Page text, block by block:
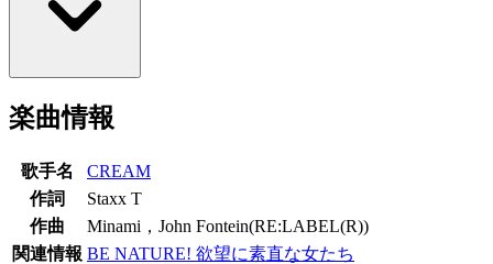
楽曲情報
歌手名
CREAM
作詞
Staxx T
作曲
Minami，John Fontein(RE:LABEL(R))
関連情報 BE NATURE! 欲望に素直な女たち